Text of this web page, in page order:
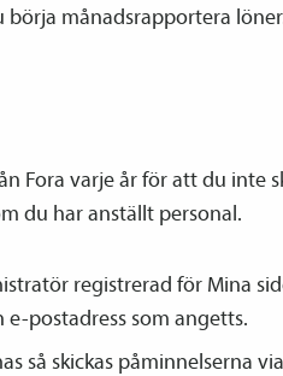
månadsrapportera
Fora varje år för att du inte
du har anställt personal.
registrerad för Mina
postadress som angetts.
så skickas påminnelserna